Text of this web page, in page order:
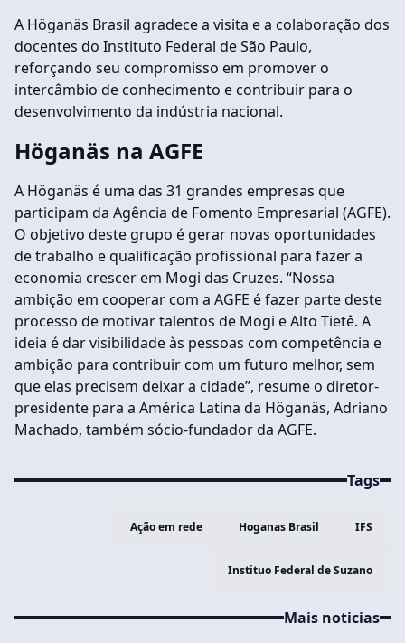
A Höganäs Brasil agradece a visita e a colaboração dos
docentes do Instituto Federal de São Paulo,
reforçando seu compromisso em promover o
intercâmbio de conhecimento e contribuir para o
desenvolvimento da indústria nacional.
Höganäs na AGFE
A Höganäs é uma das 31 grandes empresas que
participam da Agência de Fomento Empresarial (AGFE).
O objetivo deste grupo é gerar novas oportunidades
de trabalho e qualificação profissional para fazer a
economia crescer em Mogi das Cruzes. “Nossa
ambição em cooperar com a AGFE é fazer parte deste
processo de motivar talentos de Mogi e Alto Tietê. A
ideia é dar visibilidade às pessoas com competência e
ambição para contribuir com um futuro melhor, sem
que elas precisem deixar a cidade”, resume o diretor-
presidente para a América Latina da Höganäs, Adriano
Machado, também sócio-fundador da AGFE.
Tags
Ação em rede Hoganas Brasil IFS
Instituo Federal de Suzano
Mais noticias